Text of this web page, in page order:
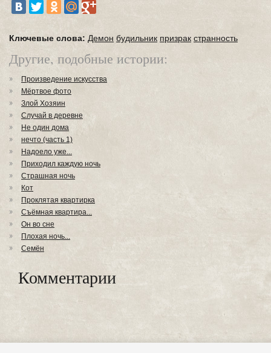
Ключевые слова: Демон будильник призрак странность
Другие, подобные истории:
Произведение искусства
Мёртвое фото
Злой Хозяин
Случай в деревне
Не один дома
нечто (часть 1)
Надоело уже...
Приходил каждую ночь
Страшная ночь
Кот
Проклятая квартирка
Съёмная квартира...
Он во сне
Плохая ночь...
Семён
Комментарии